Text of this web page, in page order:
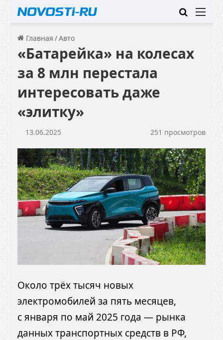
Искать
Главная /Авто
«Батарейка» на колесах
за 8 млн перестала
интересовать даже
«элитку»
13.06.2025 251 просмотров
Около трёх тысяч новых
электромобилей за пять месяцев,
с января по май 2025 года — рынка
данных транспортных средств в РФ,